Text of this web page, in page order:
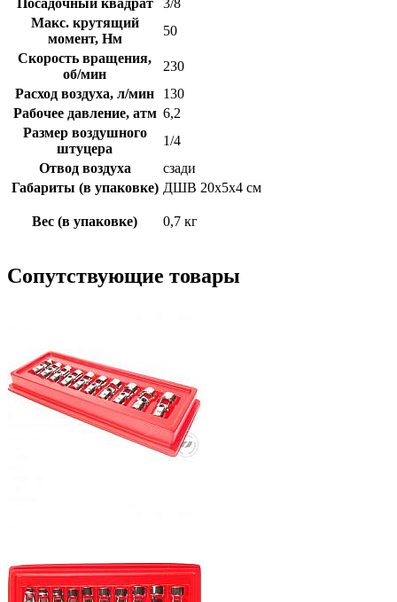
Макс. крутящий
момент, Нм
50
Скорость вращения,
об/мин
230
Расход воздуха, л/мин
130
Рабочее давление, атм 6,2
Размер воздушного
штуцера
1/4
Отвод воздуха
сзади
Габариты (в упаковке) ДШВ 20х5х4 см
Вес (в упаковке) 0,7 кг
Сопутствующие товары